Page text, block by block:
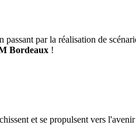
par la réalisation de
Bordeaux !
et se propulsent vers